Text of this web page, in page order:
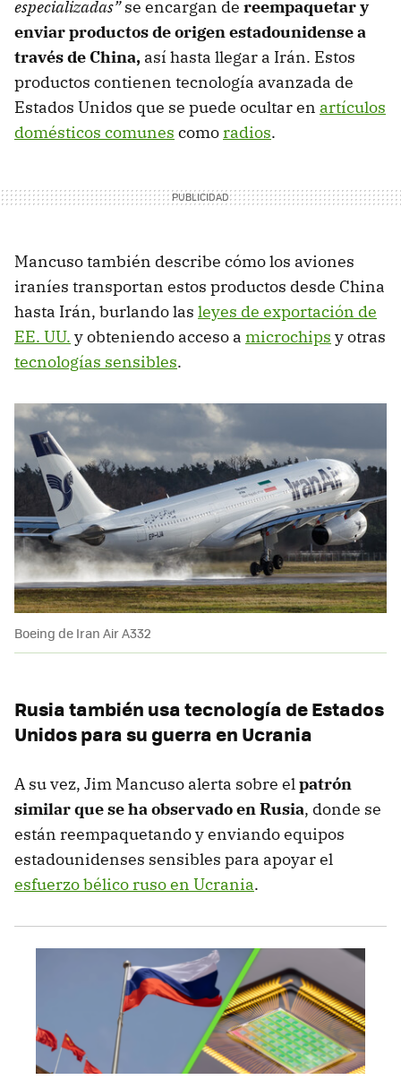
especializadas”se encargan de reempaquetar y
enviar productos de origen estadounidense a
través de China, así hasta llegar a Irán. Estos
productos contienen tecnología avanzada de
Estados Unidos que se puede ocultar en artículos
domésticos comunes comoradios.
Mancuso también describe cómo los aviones
iraníes transportan estos productos desde China
hasta Irán, burlando las leyes de exportación de
EE. UU. y obteniendo acceso a microchips y otras
tecnologías sensibles.
Boeing de Iran Air A332
Rusia también usa tecnología de Estados
Unidos para su guerra en Ucrania
A su vez, Jim Mancuso alerta sobre elpatrón
similar que se ha observado en Rusia, donde se
están reempaquetando y enviando equipos
estadounidenses sensibles para apoyar el
esfuerzo bélico ruso en Ucrania.